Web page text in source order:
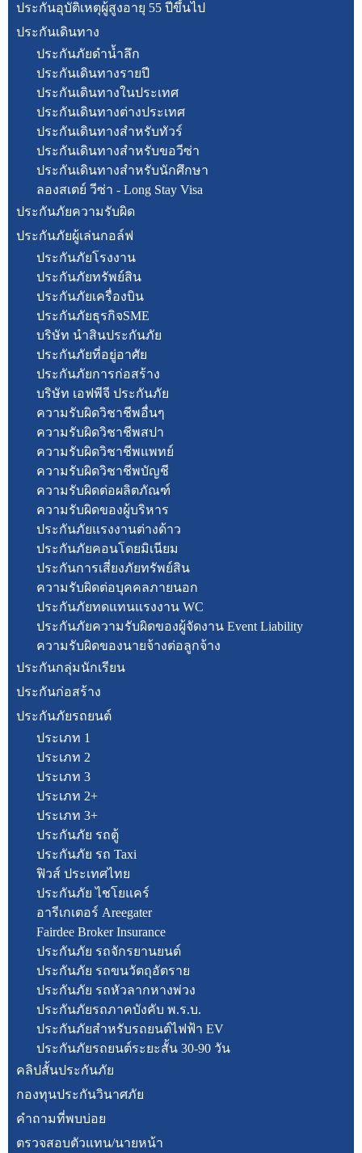
ประกันอุบัติเหตุผู้สูงอายุ 55 ปีขึ้นไป
ประกันเดินทาง
ประกันภัยดำน้ำลึก
ประกันเดินทางรายปี
ประกันเดินทางในประเทศ
ประกันเดินทางต่างประเทศ
ประกันเดินทางสำหรับทัวร์
ประกันเดินทางสำหรับขอวีซ่า
ประกันเดินทางสำหรับนักศึกษา
ลองสเตย์ วีซ่า - Long Stay Visa
ประกันภัยความรับผิด
ประกันภัยผู้เล่นกอล์ฟ
ประกันภัยโรงงาน
ประกันภัยทรัพย์สิน
ประกันภัยเครื่องบิน
ประกันภัยธุรกิจSME
บริษัท นำสินประกันภัย
ประกันภัยที่อยู่อาศัย
ประกันภัยการก่อสร้าง
บริษัท เอฟพีจี ประกันภัย
ความรับผิดวิชาชีพอื่นๆ
ความรับผิดวิชาชีพสปา
ความรับผิดวิชาชีพแพทย์
ความรับผิดวิชาชีพบัญชี
ความรับผิดต่อผลิตภัณฑ์
ความรับผิดของผู้บริหาร
ประกันภัยแรงงานต่างด้าว
ประกันภัยคอนโดยมิเนียม
ประกันการเสี่ยงภัยทรัพย์สิน
ความรับผิดต่อบุคคลภายนอก
ประกันภัยทดแทนแรงงาน WC
ประกันภัยความรับผิดของผู้จัดงาน Event Liability
ความรับผิดของนายจ้างต่อลูกจ้าง
ประกันกลุ่มนักเรียน
ประกันก่อสร้าง
ประกันภัยรถยนต์
ประเภท 1
ประเภท 2
ประเภท 3
ประเภท 2+
ประเภท 3+
ประกันภัย รถตู้
ประกันภัย รถ Taxi
ฟิวส์ ประเทศไทย
ประกันภัย ไชโยแคร์
อารีเกเตอร์ Areegater
Fairdee Broker Insurance
ประกันภัย รถจักรยานยนต์
ประกันภัย รถขนวัตถุอัตราย
ประกันภัย รถหัวลากหางพ่วง
ประกันภัยรถภาคบังคับ พ.ร.บ.
ประกันภัยสำหรับรถยนต์ไฟฟ้า EV
ประกันภัยรถยนต์ระยะสั้น 30-90 วัน
คลิปสั้นประกันภัย
กองทุนประกันวินาศภัย
คำถามที่พบบ่อย
ตรวจสอบตัวแทน/นายหน้า